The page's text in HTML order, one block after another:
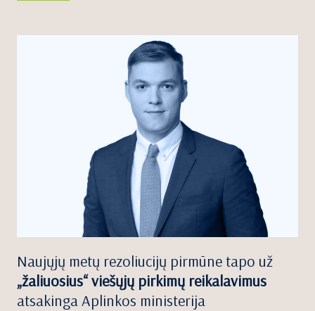
Naujųjų metų rezoliucijų pirmūne tapo už
„žaliuosius“ viešųjų pirkimų reikalavimus
atsakinga Aplinkos ministerija